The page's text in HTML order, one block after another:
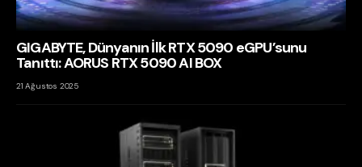
GIGABYTE, Dünyanın İlk RTX 5090 eGPU’sunu
Tanıttı: AORUS RTX 5090 AI BOX
21 Ağustos 2025